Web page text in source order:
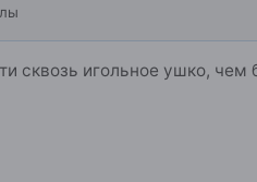
сквозь игольное ушко, чем